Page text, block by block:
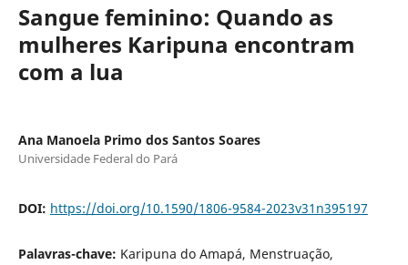
Sangue feminino: Quando as
mulheres Karipuna encontram
com a lua
Ana Manoela Primo dos Santos Soares
Universidade Federal do Pará
DOI: https://doi.org/10.1590/1806-9584-2023v31n395197
Palavras-chave: Karipuna do Amapá, Menstruação,